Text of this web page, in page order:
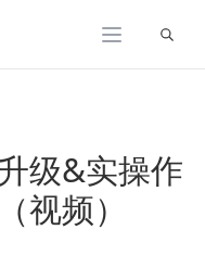
展开
级&实操作
视频）